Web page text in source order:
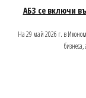
АБЗ се включи
На 29 май 2026 г. в